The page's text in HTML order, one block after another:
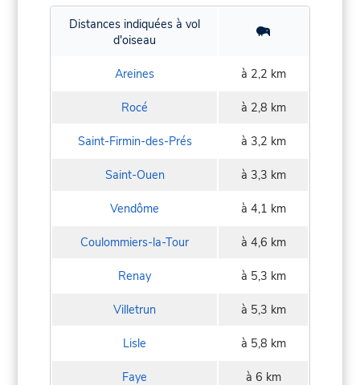
Distances indiquées à vol
d'oiseau
Areines à 2,2 km
Rocé à 2,8 km
Saint-Firmin-des-Prés à 3,2 km
Saint-Ouen à 3,3 km
Vendôme à 4,1 km
Coulommiers-la-Tour à 4,6 km
Renay à 5,3 km
Villetrun à 5,3 km
Lisle à 5,8 km
Faye à 6 km